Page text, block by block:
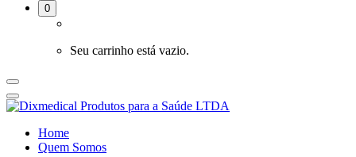
0
Seu carrinho está vazio.
Home
Quem Somos